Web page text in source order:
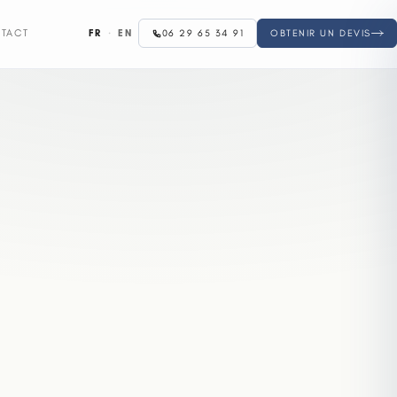
FR · EN 06 29 65 34 91 OBTENIR UN DEVIS